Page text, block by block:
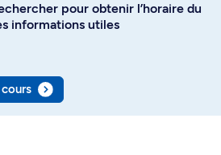
pour obtenir l’horaire du
informations utiles
cours